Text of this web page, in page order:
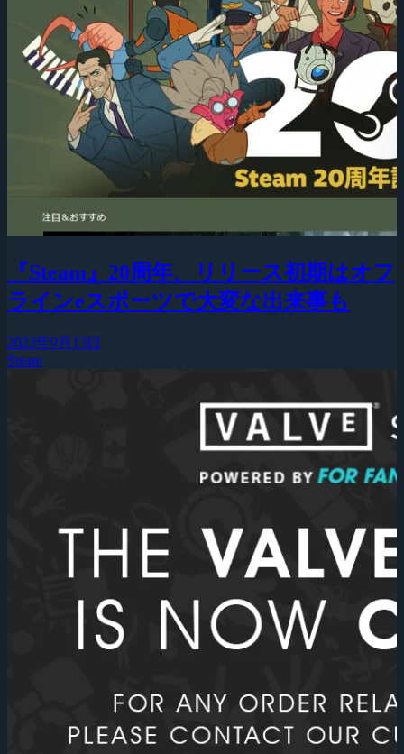
『Steam』20周年、リリース初期はオフ
ラインeスポーツで大変な出来事も
2023年9月13日
Steam